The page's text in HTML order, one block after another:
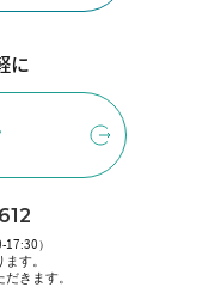
に
17:30）
す。
きます。